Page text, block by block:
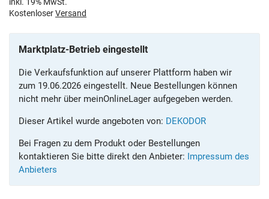
KostenloserVersand
Marktplatz-Betrieb eingestellt
Die Verkaufsfunktion auf unserer Plattform haben wir
zum 19.06.2026 eingestellt. Neue Bestellungen können
nicht mehr über meinOnlineLager aufgegeben werden.
Dieser Artikel wurde angeboten von: DEKODOR
Bei Fragen zu dem Produkt oder Bestellungen
kontaktieren Sie bitte direkt den Anbieter: Impressum des
Anbieters